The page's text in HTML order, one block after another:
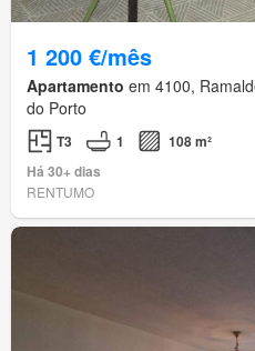
1 200 €/mês
Apartamento em 4100,
do Porto
T3 1
108 m²
Há 30+ dias
RENTUMO